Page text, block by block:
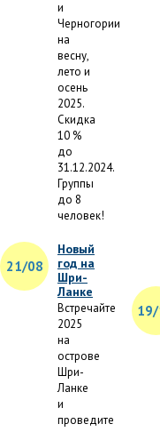
и
Черногории
на
весну,
лето и
осень
2025.
Скидка
10 %
до
31.12.2024.
Группы
до 8
человек!
21/08
Новый
год на
Шри-
Ланке
Встречайте
2025
на
острове
Шри-
Ланке
и
проведите